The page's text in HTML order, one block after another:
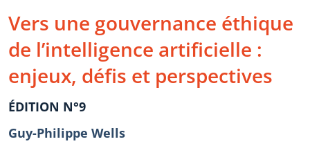
Vers une gouvernance éthique
de l’intelligence artificielle :
enjeux, défis et perspectives
ÉDITION N°9
Guy-Philippe Wells